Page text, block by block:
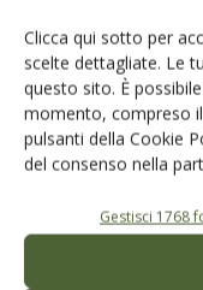
Clicca qui sotto per
scelte dettagliate. Le
questo sito. È
momento, compreso
pulsanti della Cookie
del consenso nella
Gestisci 1768
Salva il mio nome,
prossima volta che